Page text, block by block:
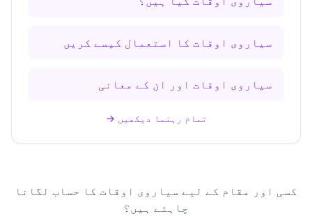
سیاروی اوقات کا استعمال کیسے کریں
سیاروی اوقات اور ان کے معانی
تمام رہنما دیکھیں →
کسی اور مقام کے لیے سیاروی اوقات کا حساب لگانا
چاہتے ہیں؟